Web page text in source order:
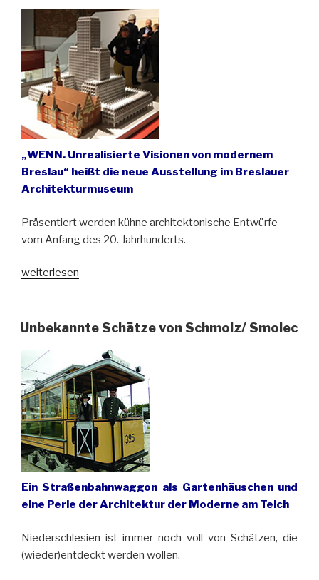
wird
saniert“
„WENN. Unrealisierte Visionen von modernem
Breslau“ heißt die neue Ausstellung im Breslauer
Architekturmuseum
Präsentiert werden kühne architektonische Entwürfe
vom Anfang des 20. Jahrhunderts.
„Wolkenkratzer
Ring“
weiterlesen
Unbekannte Schätze von Schmolz/ Smolec
Ein Straßenbahnwaggon als Gartenhäuschen und
eine Perle der Architektur der Moderne am Teich
Niederschlesien ist immer noch voll von Schätzen, die
(wieder)entdeckt werden wollen.